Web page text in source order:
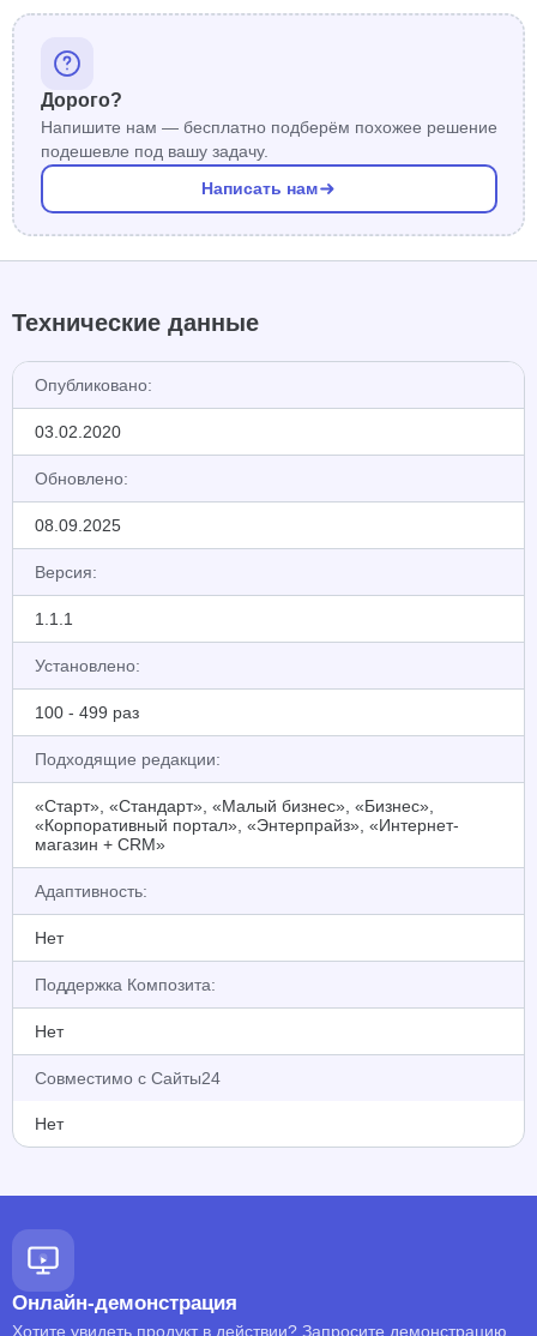
Дорого?
Напишите нам — бесплатно подберём похожее решение
подешевле под вашу задачу.
Написать нам
Технические данные
Опубликовано:
03.02.2020
Обновлено:
08.09.2025
Версия:
1.1.1
Установлено:
100 - 499 раз
Подходящие редакции:
«Старт», «Стандарт», «Малый бизнес», «Бизнес»,
«Корпоративный портал», «Энтерпрайз», «Интернет-
магазин + CRM»
Адаптивность:
Нет
Поддержка Композита:
Нет
Совместимо с Сайты24
Нет
Онлайн-демонстрация
Хотите увидеть продукт в действии? Запросите демонстрацию